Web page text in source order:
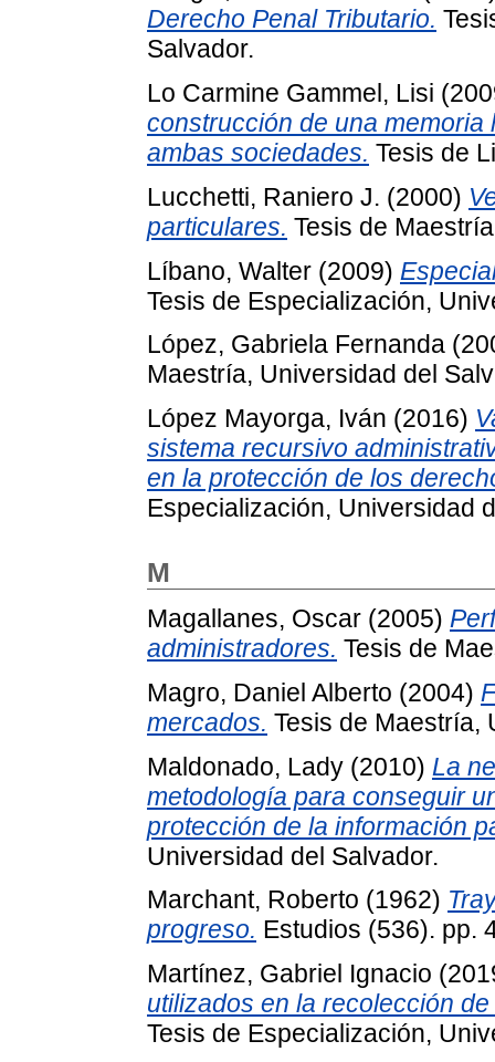
Derecho Penal Tributario.
Salvador.
Lo Carmine Gammel, Lisi
construcción de una
ambas sociedades. Tesis de
Lucchetti, Raniero J. (2000)
particulares. Tesis de
Líbano, Walter (2009)
Tesis de Especialización,
López, Gabriela Fernanda
Maestría, Universidad del
López Mayorga, Iván (2016)
sistema recursivo
en la protección de los
Especialización, Universidad
M
Magallanes, Oscar (2005)
administradores. Tesis de
Magro, Daniel Alberto (2004)
mercados. Tesis de Maestría,
Maldonado, Lady (2010) La
metodología para conseguir
protección de la información
Universidad del Salvador.
Marchant, Roberto (1962)
progreso. Estudios (536). pp.
Martínez, Gabriel Ignacio
utilizados en la recolección
Tesis de Especialización,